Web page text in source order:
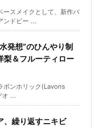
ースメイクとして、新作パ
ンドビー ...
発想”のひんやり制
梨＆フルーティロー
ボンホリック(Lavons
オ ...
、繰り返すニキビ